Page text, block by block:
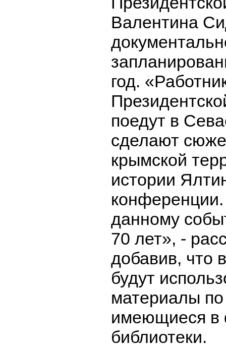
Валентина
год.
поедут в
сделают
крымской
истории
данному
70 лет», -
добавив, что
будут
материалы
имеющиеся в
библиотеки.